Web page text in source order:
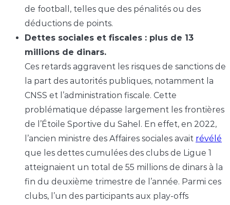
de football, telles que des pénalités ou des
déductions de points.
Dettes sociales et fiscales : plus de 13
millions de dinars.
Ces retards aggravent les risques de sanctions de
la part des autorités publiques, notamment la
CNSS et l’administration fiscale. Cette
problématique dépasse largement les frontières
de l’Étoile Sportive du Sahel. En effet, en 2022,
l’ancien ministre des Affaires sociales avait révélé
que les dettes cumulées des clubs de Ligue 1
atteignaient un total de 55 millions de dinars à la
fin du deuxième trimestre de l’année. Parmi ces
clubs, l’un des participants aux play-offs